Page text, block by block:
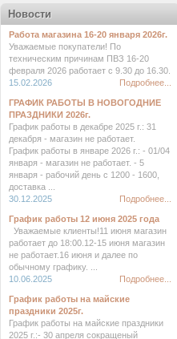
Новости
Работа магазина 16-20 января 2026г.
Уважаемые покупатели! По
техническим причинам ПВЗ 16-20
февраля 2026 работает с 9.30 до 16.30.
15.02.2026
Подробнее...
ГРАФИК РАБОТЫ В НОВОГОДНИЕ
ПРАЗДНИКИ 2026г.
График работы в декабре 2025 г.: 31
декабря - магазин не работает.
График работы в январе 2026 г.: - 01/04
января - магазин не работает. - 5
января - рабочий день с 1200 - 1600,
доставка ...
30.12.2025
Подробнее...
График работы 12 июня 2025 года
Уважаемые клиенты!11 июня магазин
работает до 18:00.12-15 июня магазин
не работает.16 июня и далее по
обычному графику. ...
10.06.2025
Подробнее...
График работы на майские
праздники 2025г.
График работы на майские праздники
2025 г.:- 30 апреля сокращеный